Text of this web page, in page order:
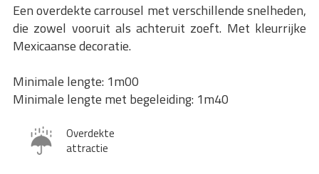
Een overdekte carrousel met verschillende snelheden,
die zowel vooruit als achteruit zoeft. Met kleurrijke
Mexicaanse decoratie.
Minimale lengte: 1m00
Minimale lengte met begeleiding: 1m40
Overdekte
attractie